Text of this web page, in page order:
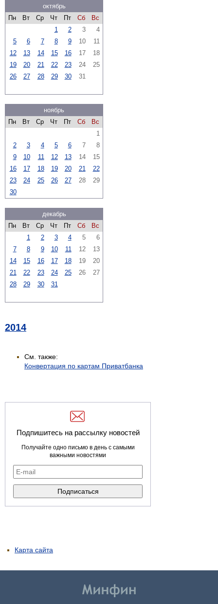
октябрь
Пн
Вт Ср Чт Пт Сб
Вс
1
2 3
4
5
6 7 8 9 10
11
12
13 14 15 16 17
18
19
20 21 22 23 24
25
26
27 28 29 30 31
ноябрь
Пн
Вт Ср Чт Пт Сб
Вс
1
2
3 4 5 6 7
8
9
10 11 12 13 14
15
16
17 18 19 20 21
22
23
24 25 26 27 28
29
30
декабрь
Пн
Вт Ср Чт Пт Сб
Вс
1
2 3 4 5
6
7
8 9 10 11 12
13
14
15 16 17 18 19
20
21
22 23 24 25 26
27
28
29 30 31
2014
См. также:
Конвертация по картам Приватбанка
Подпишитесь на рассылку новостей
Получайте одно письмо в день с самыми
важными новостями
Карта сайта